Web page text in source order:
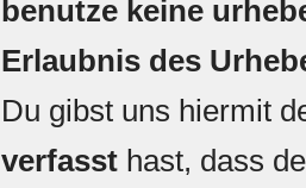
benutze keine
Erlaubnis des
Du gibst uns hiermit
verfasst hast, dass